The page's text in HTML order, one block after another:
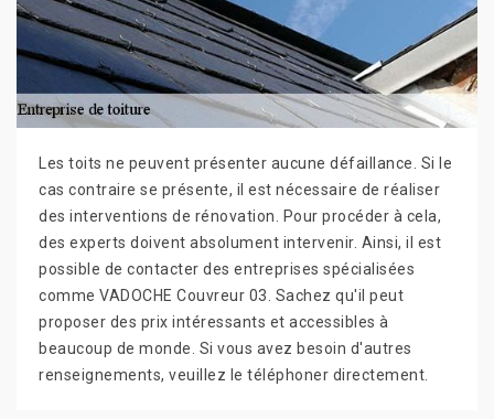
Les toits ne peuvent présenter aucune défaillance. Si le
cas contraire se présente, il est nécessaire de réaliser
des interventions de rénovation. Pour procéder à cela,
des experts doivent absolument intervenir. Ainsi, il est
possible de contacter des entreprises spécialisées
comme VADOCHE Couvreur 03. Sachez qu'il peut
proposer des prix intéressants et accessibles à
beaucoup de monde. Si vous avez besoin d'autres
renseignements, veuillez le téléphoner directement.